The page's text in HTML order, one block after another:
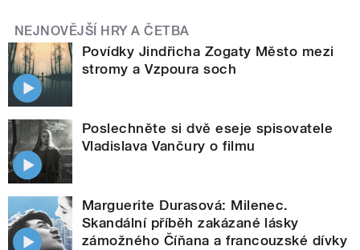
NEJNOVĚJŠÍ HRY A ČETBA
Povídky Jindřicha Zogaty Město mezi
stromy a Vzpoura soch
Poslechněte si dvě eseje spisovatele
Vladislava Vančury o filmu
Marguerite Durasová: Milenec.
Skandální příběh zakázané lásky
zámožného Číňana a francouzské dívky